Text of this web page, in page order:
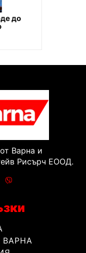
до
Варна и
Рисърч ЕООД.
ВАРНА